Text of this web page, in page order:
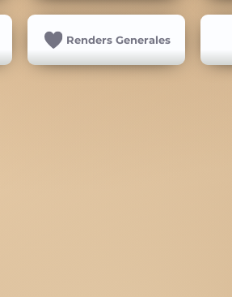
Renders Generales